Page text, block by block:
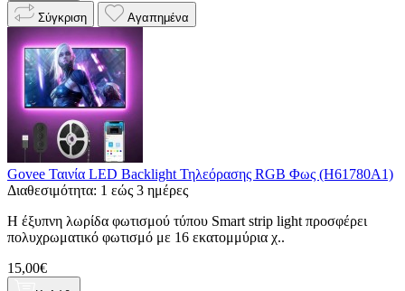
Σύγκριση
Αγαπημένα
Govee Ταινία LED Backlight Τηλεόρασης RGB Φως (H61780A1)
Διαθεσιμότητα: 1 εώς 3 ημέρες
Η έξυπνη λωρίδα φωτισμού τύπου Smart strip light προσφέρει
πολυχρωματικό φωτισμό με 16 εκατομμύρια χ..
15,00€